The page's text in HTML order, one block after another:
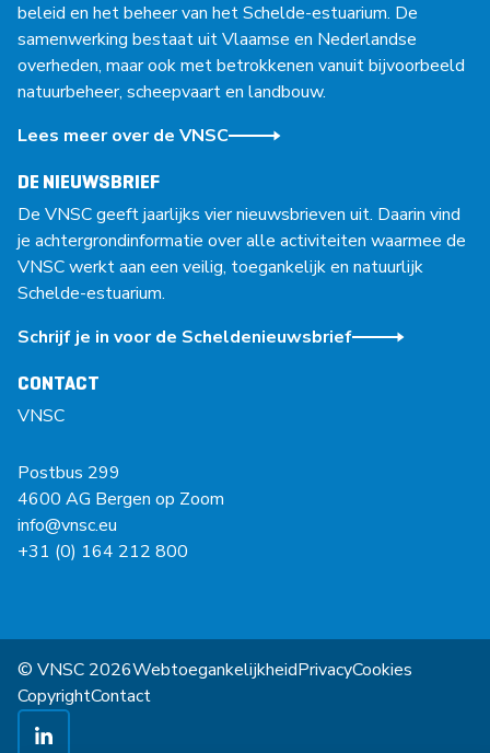
beleid en het beheer van het Schelde-estuarium. De
samenwerking bestaat uit Vlaamse en Nederlandse
overheden, maar ook met betrokkenen vanuit bijvoorbeeld
natuurbeheer, scheepvaart en landbouw.
Lees meer over de VNSC
DE NIEUWSBRIEF
De VNSC geeft jaarlijks vier nieuwsbrieven uit. Daarin vind
je achtergrondinformatie over alle activiteiten waarmee de
VNSC werkt aan een veilig, toegankelijk en natuurlijk
Schelde-estuarium.
Schrijf je in voor de Scheldenieuwsbrief
CONTACT
VNSC
Postbus 299
4600 AG Bergen op Zoom
info@vnsc.eu
+31 (0) 164 212 800
© VNSC 2026WebtoegankelijkheidPrivacyCookies
CopyrightContact